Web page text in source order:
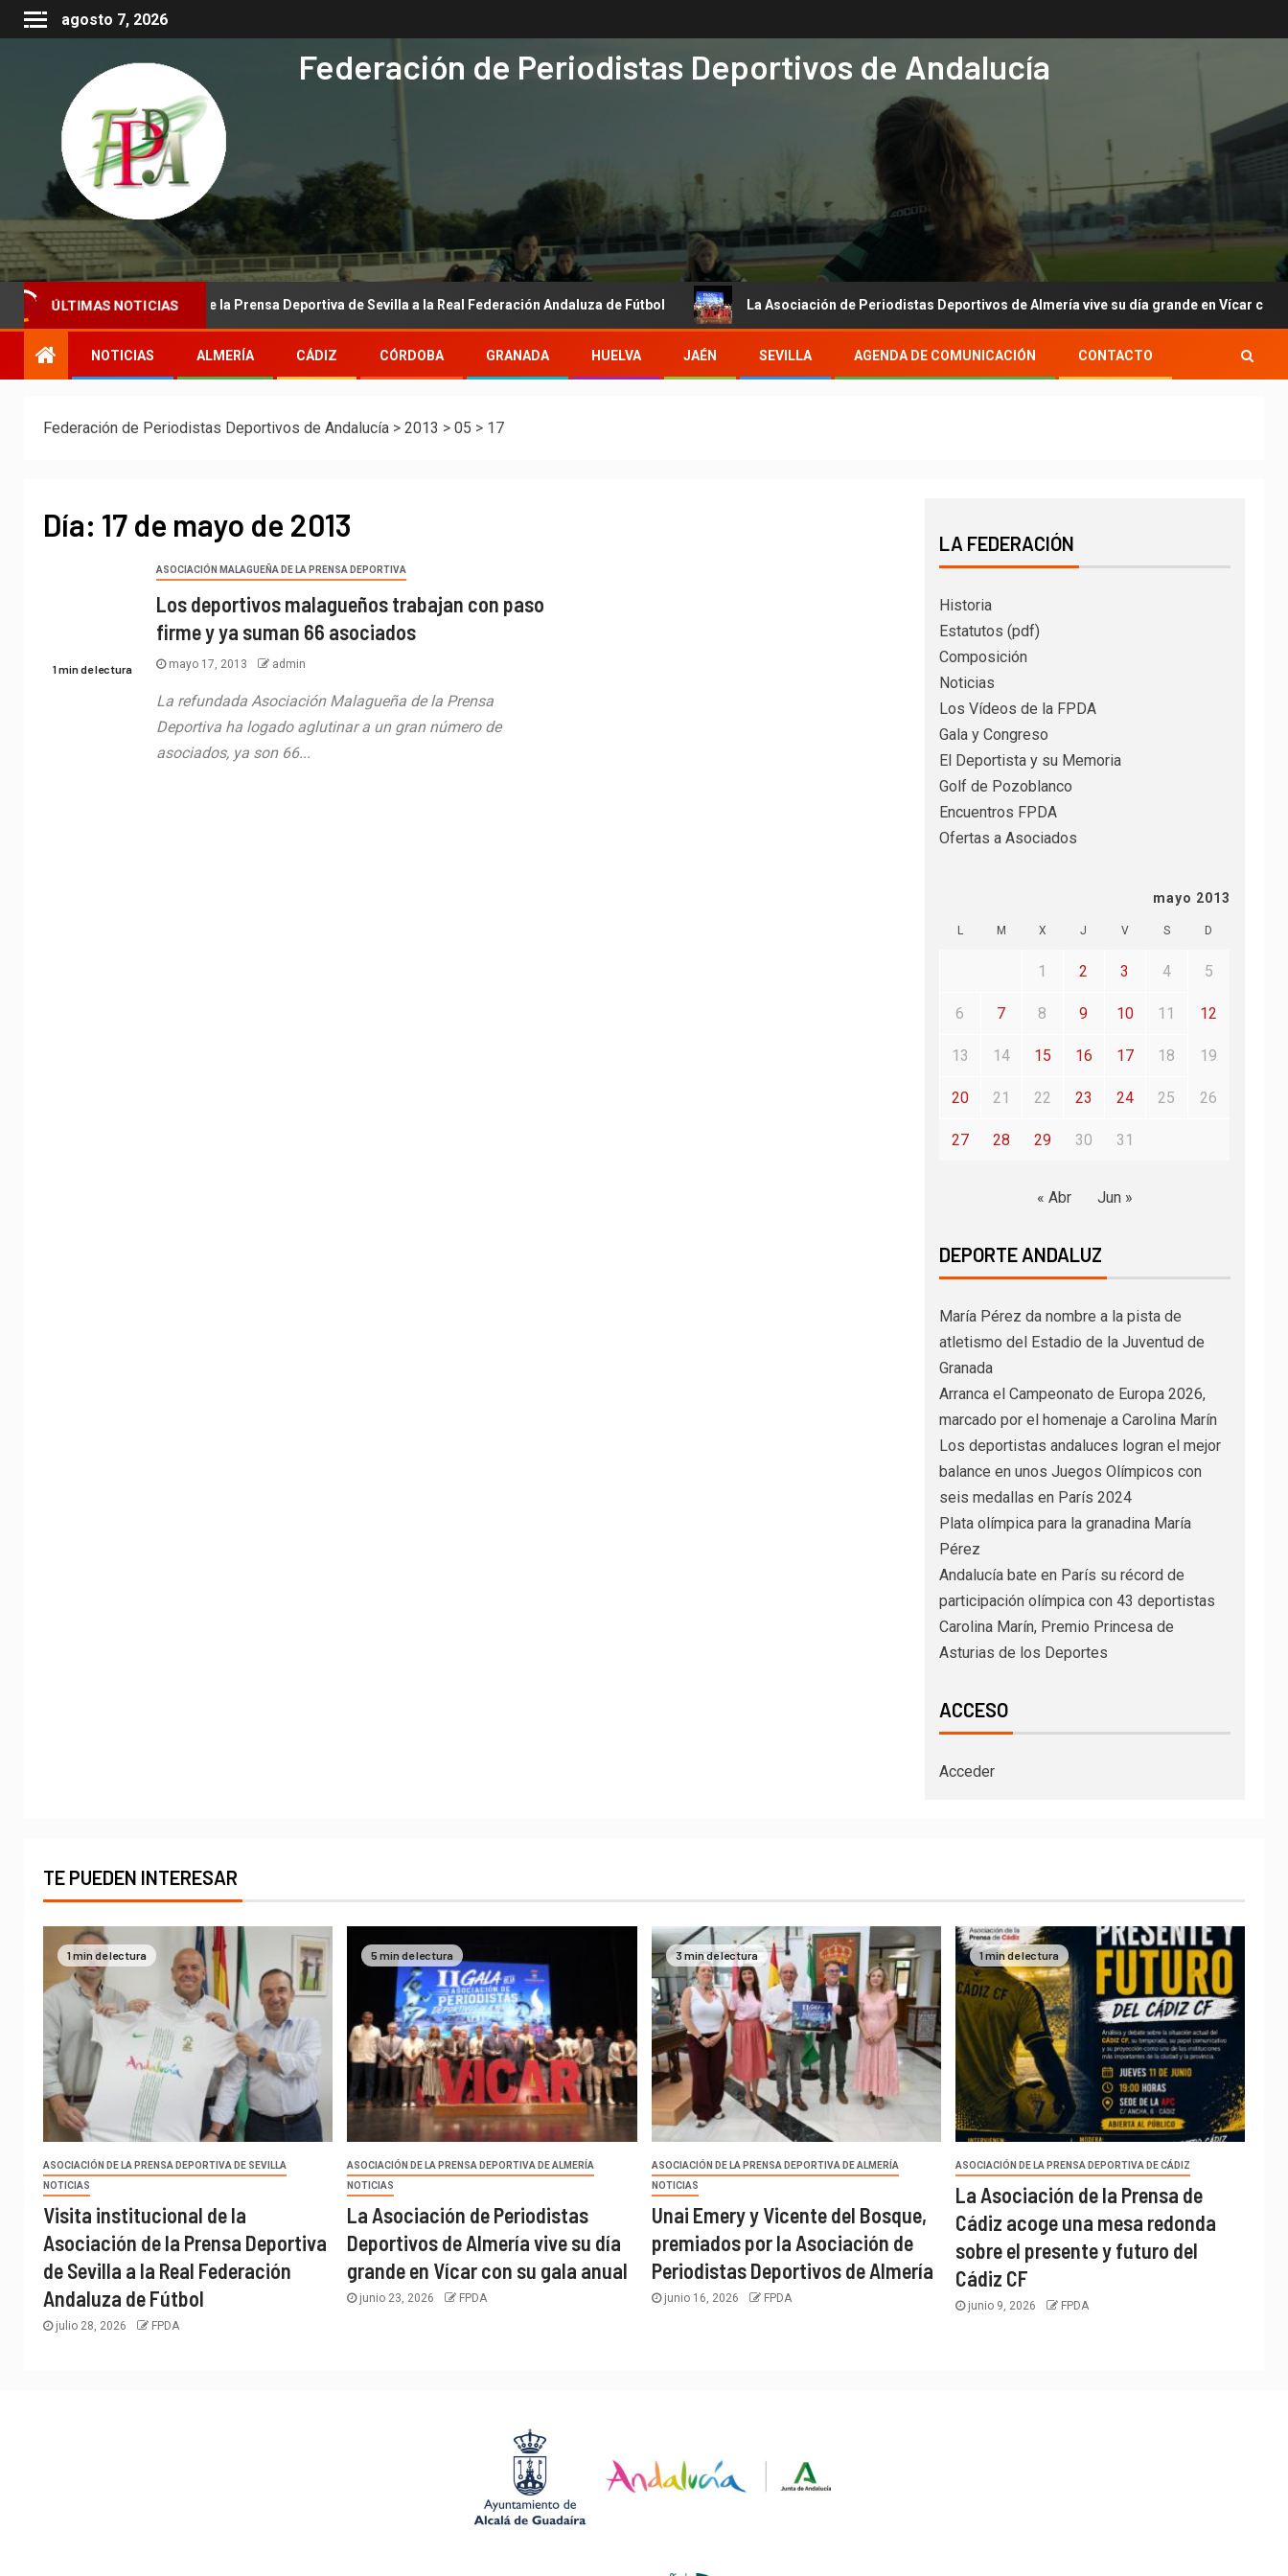
agosto 7, 2026
Federación de Periodistas Deportivos de Andalucía
ÚLTIMAS NOTICIAS
de la Asociación de la Prensa Deportiva de Sevilla a la Real Federación Andaluza de Fútbol La Asociación de Periodistas Deportivos de Almería vive su día grande en Vícar con su gala
NOTICIAS ALMERÍA CÁDIZ CÓRDOBA GRANADA HUELVA JAÉN SEVILLA AGENDA DE COMUNICACIÓN CONTACTO
Federación de Periodistas Deportivos de Andalucía > 2013 > 05 > 17
Día: 17 de mayo de 2013
1 min de lectura
ASOCIACIÓN MALAGUEÑA DE LA PRENSA DEPORTIVA
Los deportivos malagueños trabajan con paso
firme y ya suman 66 asociados
mayo 17, 2013 admin
La refundada Asociación Malagueña de la Prensa
Deportiva ha logado aglutinar a un gran número de
asociados, ya son 66...
LA FEDERACIÓN
Historia
Estatutos (pdf)
Composición
Noticias
Los Vídeos de la FPDA
Gala y Congreso
El Deportista y su Memoria
Golf de Pozoblanco
Encuentros FPDA
Ofertas a Asociados
mayo 2013
L M X J V S D
1 2 3 4 5
6 7 8 9 10 11 12
13 14 15 16 17 18 19
20 21 22 23 24 25 26
27 28 29 30 31
« Abr Jun »
DEPORTE ANDALUZ
María Pérez da nombre a la pista de
atletismo del Estadio de la Juventud de
Granada
Arranca el Campeonato de Europa 2026,
marcado por el homenaje a Carolina Marín
Los deportistas andaluces logran el mejor
balance en unos Juegos Olímpicos con
seis medallas en París 2024
Plata olímpica para la granadina María
Pérez
Andalucía bate en París su récord de
participación olímpica con 43 deportistas
Carolina Marín, Premio Princesa de
Asturias de los Deportes
ACCESO
Acceder
TE PUEDEN INTERESAR
1 min de lectura
ASOCIACIÓN DE LA PRENSA DEPORTIVA DE SEVILLA
NOTICIAS
Visita institucional de la
Asociación de la Prensa Deportiva
de Sevilla a la Real Federación
Andaluza de Fútbol
julio 28, 2026 FPDA
5 min de lectura
ASOCIACIÓN DE LA PRENSA DEPORTIVA DE ALMERÍA
NOTICIAS
La Asociación de Periodistas
Deportivos de Almería vive su día
grande en Vícar con su gala anual
junio 23, 2026 FPDA
3 min de lectura
ASOCIACIÓN DE LA PRENSA DEPORTIVA DE ALMERÍA
NOTICIAS
Unai Emery y Vicente del Bosque,
premiados por la Asociación de
Periodistas Deportivos de Almería
junio 16, 2026 FPDA
1 min de lectura
ASOCIACIÓN DE LA PRENSA DEPORTIVA DE CÁDIZ
La Asociación de la Prensa de
Cádiz acoge una mesa redonda
sobre el presente y futuro del
Cádiz CF
junio 9, 2026 FPDA